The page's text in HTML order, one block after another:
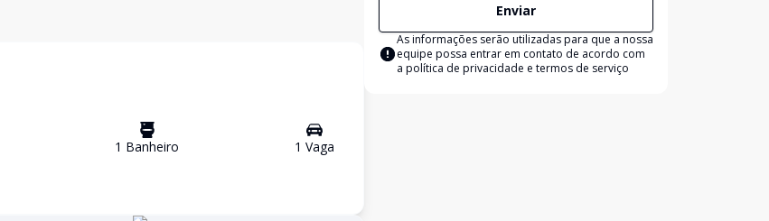
1 Banheiro 1 Vaga
Enviar
As informações serão utilizadas para que a nossa
equipe possa entrar em contato de acordo com
a política de privacidade e termos de serviço